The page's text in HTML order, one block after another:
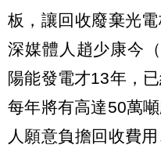
板，讓回收廢棄光
深媒體人趙少康今
陽能發電才13年，
每年將有高達50萬
人願意負擔回收費